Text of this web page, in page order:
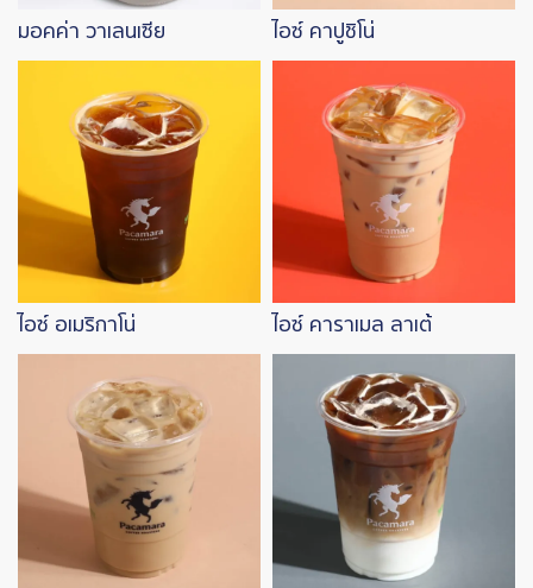
มอคค่า วาเลนเซีย
ไอซ์ คาปูชิโน่
ไอซ์ อเมริกาโน่
ไอซ์ คาราเมล ลาเต้